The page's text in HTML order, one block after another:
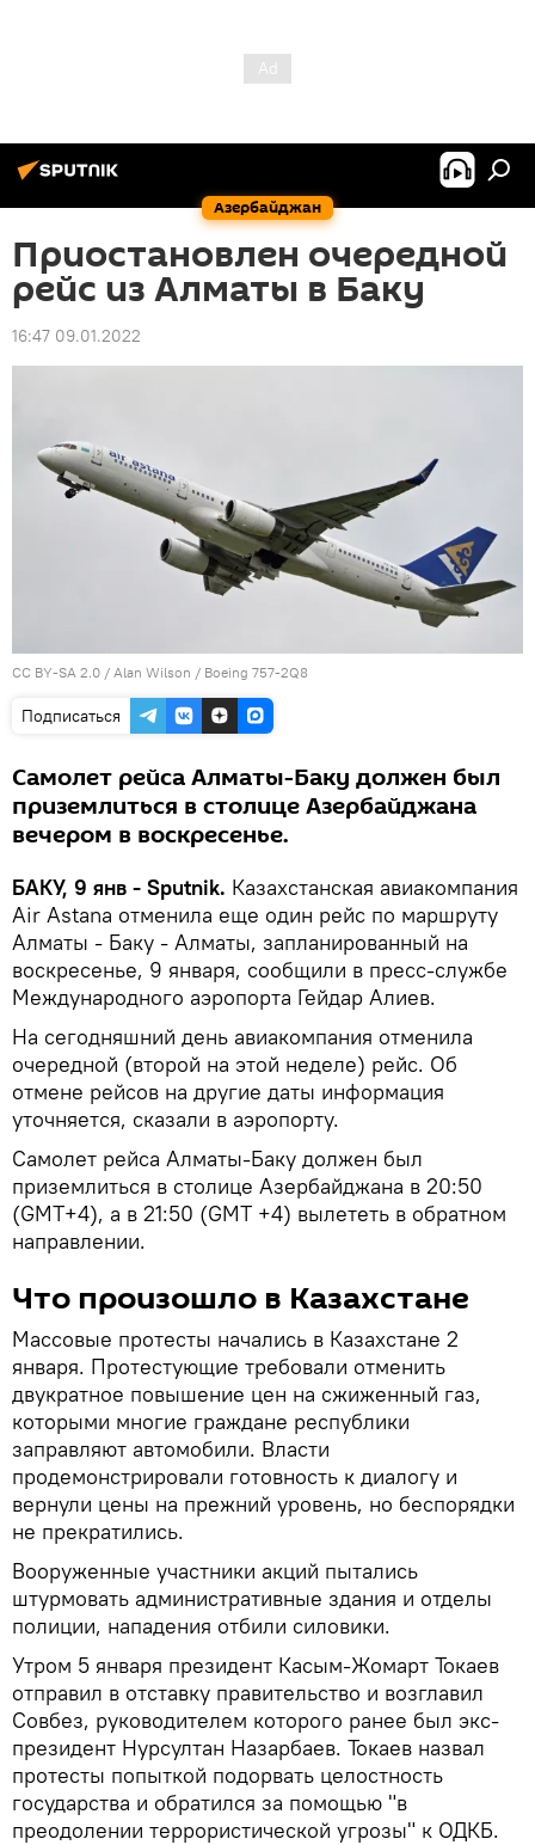
Азербайджан
Приостановлен очередной
рейс из Алматы в Баку
16:47 09.01.2022
CC BY-SA 2.0 / Alan Wilson / Boeing 757-2Q8
Подписаться
Самолет рейса Алматы-Баку должен был
приземлиться в столице Азербайджана
вечером в воскресенье.
БАКУ, 9 янв - Sputnik. Казахстанская авиакомпания
Air Astana отменила еще один рейс по маршруту
Алматы - Баку - Алматы, запланированный на
воскресенье, 9 января, сообщили в пресс-службе
Международного аэропорта Гейдар Алиев.
На сегодняшний день авиакомпания отменила
очередной (второй на этой неделе) рейс. Об
отмене рейсов на другие даты информация
уточняется, сказали в аэропорту.
Самолет рейса Алматы-Баку должен был
приземлиться в столице Азербайджана в 20:50
(GMT+4), а в 21:50 (GMT +4) вылететь в обратном
направлении.
Что произошло в Казахстане
Массовые протесты начались в Казахстане 2
января. Протестующие требовали отменить
двукратное повышение цен на сжиженный газ,
которыми многие граждане республики
заправляют автомобили. Власти
продемонстрировали готовность к диалогу и
вернули цены на прежний уровень, но беспорядки
не прекратились.
Вооруженные участники акций пытались
штурмовать административные здания и отделы
полиции, нападения отбили силовики.
Утром 5 января президент Касым-Жомарт Токаев
отправил в отставку правительство и возглавил
Совбез, руководителем которого ранее был экс-
президент Нурсултан Назарбаев. Токаев назвал
протесты попыткой подорвать целостность
государства и обратился за помощью "в
преодолении террористической угрозы" к ОДКБ.